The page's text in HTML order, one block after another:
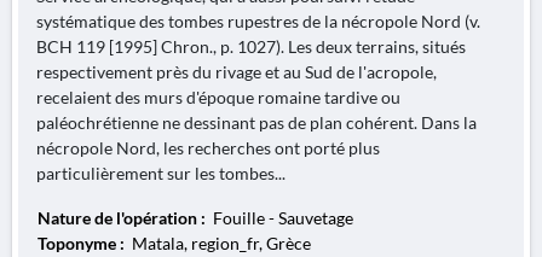
systématique des tombes rupestres de la nécropole Nord (v.
BCH 119 [1995] Chron., p. 1027). Les deux terrains, situés
respectivement près du rivage et au Sud de l'acropole,
recelaient des murs d'époque romaine tardive ou
paléochrétienne ne dessinant pas de plan cohérent. Dans la
nécropole Nord, les recherches ont porté plus
particulièrement sur les tombes...
Nature de l'opération : Fouille - Sauvetage
Toponyme : Matala, region_fr, Grèce